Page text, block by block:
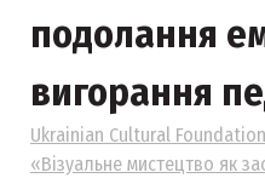
подолання
вигорання
Ukrainian Cultural Foundation
«Візуальне мистецтво як